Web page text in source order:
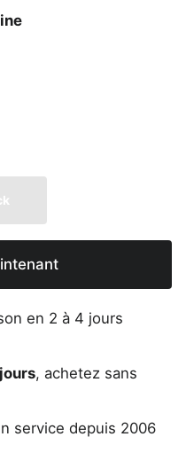
en 2 à 4 jours
, achetez sans
service depuis 2006